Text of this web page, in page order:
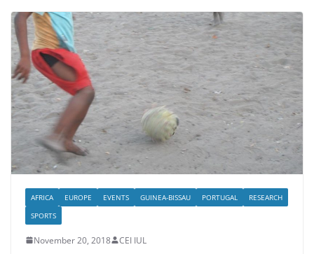
AFRICA EUROPE EVENTS GUINEA-BISSAU PORTUGAL
RESEARCH
SPORTS
November 20, 2018 CEI IUL